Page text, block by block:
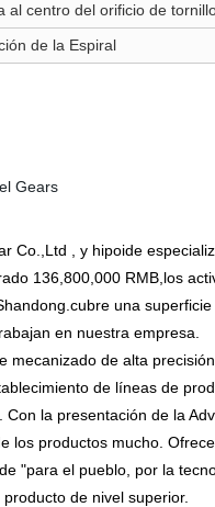
al centro del orificio de
de la Espiral
Co.,Ltd , y hipoide
136,800,000 RMB,los
una
en nuestra empresa.
mecanizado de alta
de líneas de
la presentación de la
los productos mucho.
"para el pueblo, por la
de nivel superior.